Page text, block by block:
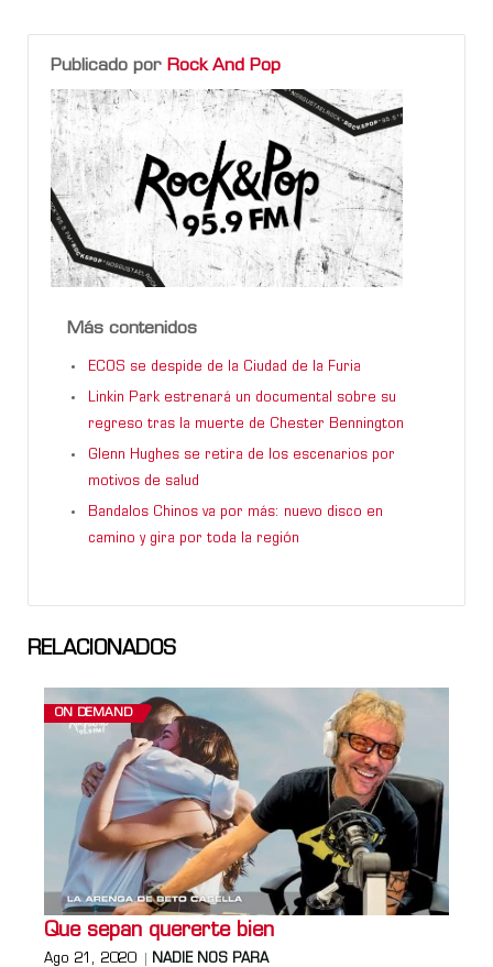
Publicado por Rock And Pop
Más contenidos
ECOS se despide de la Ciudad de la Furia
Linkin Park estrenará un documental sobre su
regreso tras la muerte de Chester Bennington
Glenn Hughes se retira de los escenarios por
motivos de salud
Bandalos Chinos va por más: nuevo disco en
camino y gira por toda la región
RELACIONADOS
ON DEMAND
Que sepan quererte bien
Ago 21, 2020 NADIE NOS PARA